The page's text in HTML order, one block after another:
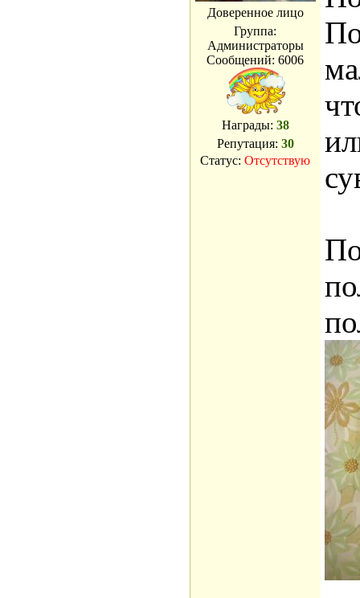
Доверенное лицо
Группа:
Администраторы
Сообщений:6006
Награды: 38
Репутация: 30
Статус:Отсутствую